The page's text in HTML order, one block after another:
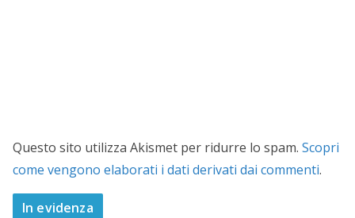
Questo sito utilizza Akismet per ridurre lo spam. Scopri
come vengono elaborati i dati derivati dai commenti.
In evidenza